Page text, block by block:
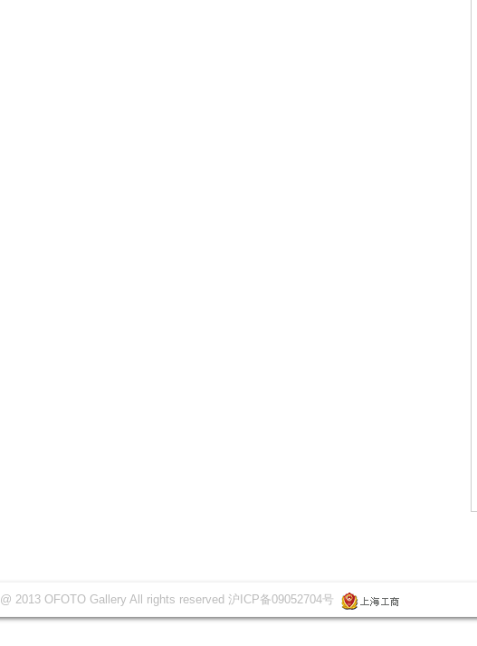
@ 2013 OFOTO Gallery All rights reserved 沪ICP备09052704号